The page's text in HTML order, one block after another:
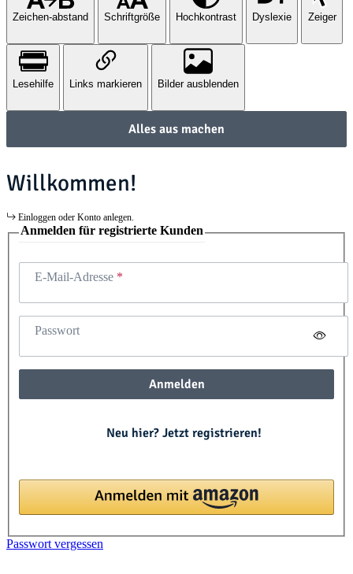
Zeichen-abstand Schriftgröße Hochkontrast Dyslexie Zeiger
Lesehilfe Links markieren Bilder ausblenden
Alles aus machen
Willkommen!
Einloggen oder Konto anlegen.
Anmelden für registrierte Kunden
E-Mail-Adresse
Passwort
Anmelden
Neu hier? Jetzt registrieren!
Passwort vergessen